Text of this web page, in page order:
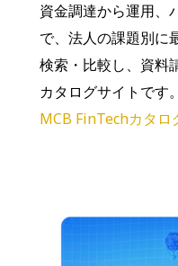
資金調達から運用、
で、法人の課題別に
検索・比較し、資料
カタログサイトです。
MCB FinTechカタロ